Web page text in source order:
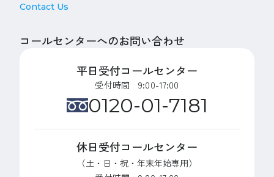
Contact Us
コールセンターへのお問い合わせ
平日受付コールセンター
受付時間 9:00-17:00
0120-01-7181
休日受付コールセンター
（土・日・祝・年末年始専用）